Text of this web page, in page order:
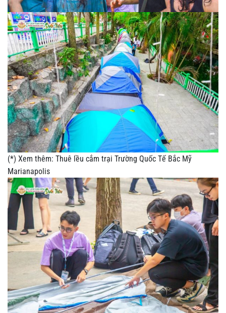
(*) Xem thêm: Thuê lều cắm trại Trường Quốc Tế Bắc Mỹ
Marianapolis